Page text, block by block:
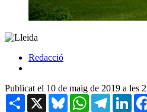
Redacció
Publicat el 10 de maig de 2019 a les
Share X BlueskyWhatsAppTelegram